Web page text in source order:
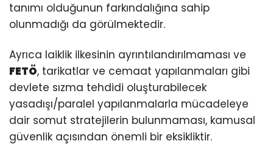
tanımı olduğunun farkındalığına sahip
olunmadığı da görülmektedir.
Ayrıca laiklik ilkesinin ayrıntılandırılmaması ve
FETÖ, tarikatlar ve cemaat yapılanmaları gibi
devlete sızma tehdidi oluşturabilecek
yasadışı/paralel yapılanmalarla mücadeleye
dair somut stratejilerin bulunmaması, kamusal
güvenlik açısından önemli bir eksikliktir.